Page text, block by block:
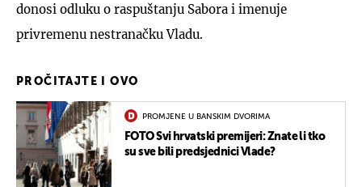
donosi odluku o raspuštanju Sabora i imenuje
privremenu nestranačku Vladu.
PROČITAJTE I OVO
PROMJENE U BANSKIM DVORIMA
FOTO Svi hrvatski premijeri: Znate li tko
su sve bili predsjednici Vlade?